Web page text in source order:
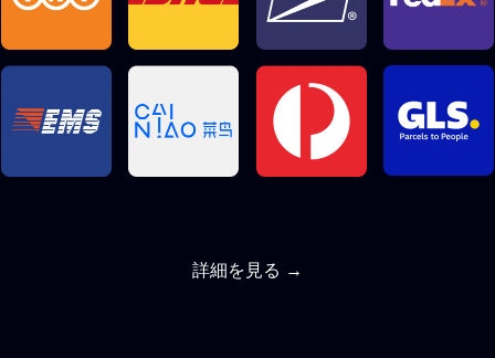
詳細を見る →